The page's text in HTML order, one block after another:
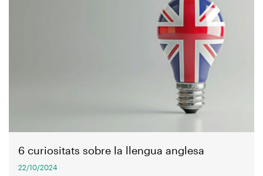
6 curiositats sobre la llengua anglesa
22/10/2024